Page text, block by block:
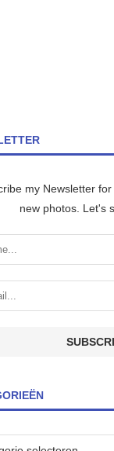
my Newsletter
new photos. Let's